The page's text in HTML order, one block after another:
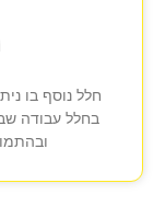
חלל נוסף בו
בחלל עבודה